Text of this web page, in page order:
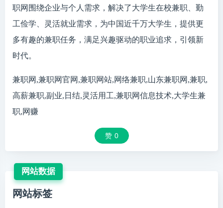
职网围绕企业与个人需求，解决了大学生在校兼职、勤
工俭学、灵活就业需求，为中国近千万大学生，提供更
多有趣的兼职任务，满足兴趣驱动的职业追求，引领新
时代。
兼职网,兼职网官网,兼职网站,网络兼职,山东兼职网,兼职,
高薪兼职,副业,日结,灵活用工,兼职网信息技术,大学生兼
职,网赚
赞 0
网站数据
网站标签